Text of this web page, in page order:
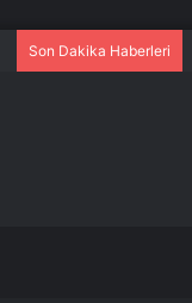
Son Dakika Haberleri